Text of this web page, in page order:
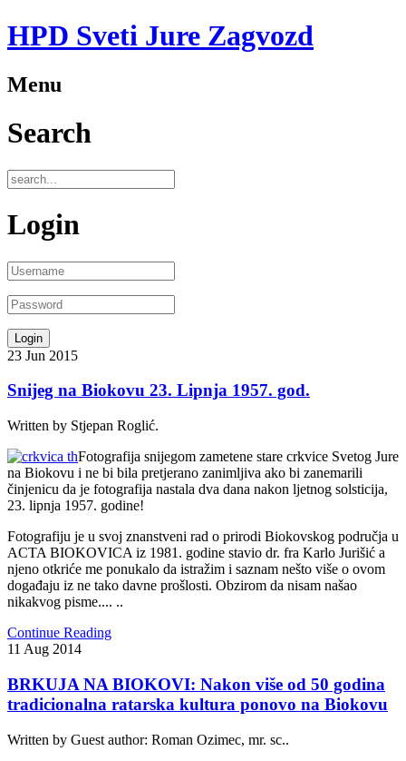
HPD Sveti Jure Zagvozd
Menu
Search
Login
23 Jun 2015
Snijeg na Biokovu 23. Lipnja 1957. god.
Written by Stjepan Roglić.
Fotografija snijegom zametene stare crkvice Svetog Jure
na Biokovu i ne bi bila pretjerano zanimljiva ako bi zanemarili
činjenicu da je fotografija nastala dva dana nakon ljetnog solsticija,
23. lipnja 1957. godine!
Fotografiju je u svoj znanstveni rad o prirodi Biokovskog područja u
ACTA BIOKOVICA iz 1981. godine stavio dr. fra Karlo Jurišić a
njeno otkriće me ponukalo da istražim i saznam nešto više o ovom
događaju iz ne tako davne prošlosti. Obzirom da nisam našao
nikakvog pisme.... ..
Continue Reading
11 Aug 2014
BRKUJA NA BIOKOVI: Nakon više od 50 godina
tradicionalna ratarska kultura ponovo na Biokovu
Written by Guest author: Roman Ozimec, mr. sc..